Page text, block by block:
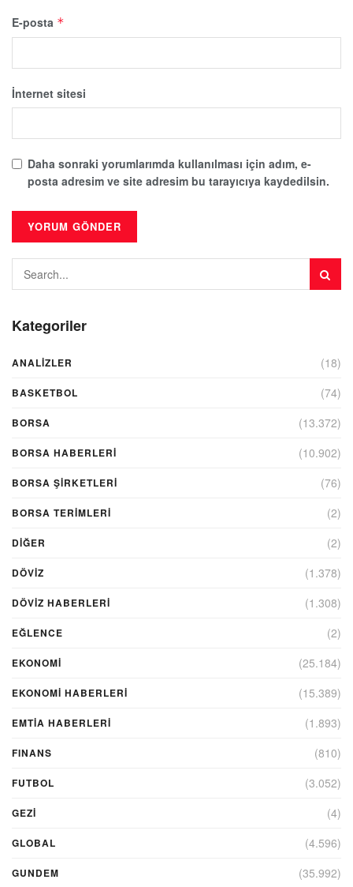
E-posta *
İnternet sitesi
Daha sonraki yorumlarımda kullanılması için adım, e-
posta adresim ve site adresim bu tarayıcıya kaydedilsin.
Kategoriler
ANALIZLER (18)
BASKETBOL (74)
BORSA (13.372)
BORSA HABERLERI (10.902)
BORSA ŞIRKETLERI (76)
BORSA TERIMLERI (2)
DIĞER (2)
DÖVİZ (1.378)
DÖVIZ HABERLERI (1.308)
EĞLENCE (2)
EKONOMİ (25.184)
EKONOMI HABERLERI (15.389)
EMTIA HABERLERI (1.893)
FINANS (810)
FUTBOL (3.052)
GEZI (4)
GLOBAL (4.596)
GUNDEM (35.992)